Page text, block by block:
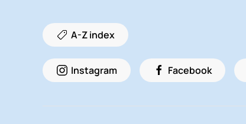
A-Z index
Instagram Facebook